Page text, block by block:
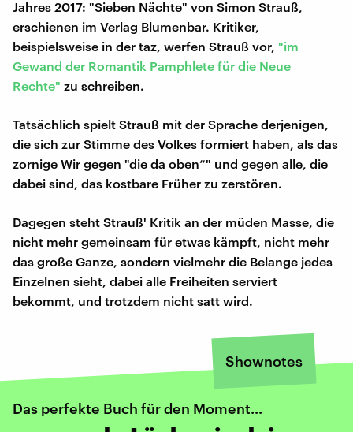
Jahres 2017: "Sieben Nächte" von Simon Strauß,
erschienen im Verlag Blumenbar. Kritiker,
beispielsweise in der taz, werfen Strauß vor, "im
Gewand der Romantik Pamphlete für die Neue
Rechte" zu schreiben.
Tatsächlich spielt Strauß mit der Sprache derjenigen,
die sich zur Stimme des Volkes formiert haben, als das
zornige Wir gegen "die da oben“" und gegen alle, die
dabei sind, das kostbare Früher zu zerstören.
Dagegen steht Strauß' Kritik an der müden Masse, die
nicht mehr gemeinsam für etwas kämpft, nicht mehr
das große Ganze, sondern vielmehr die Belange jedes
Einzelnen sieht, dabei alle Freiheiten serviert
bekommt, und trotzdem nicht satt wird.
Shownotes
Das perfekte Buch für den Moment...